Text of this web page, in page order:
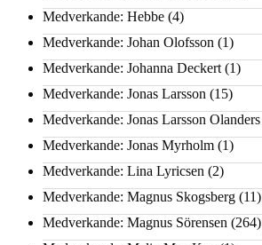
Medverkande: Hebbe (4)
Medverkande: Johan Olofsson (1)
Medverkande: Johanna Deckert (1)
Medverkande: Jonas Larsson (15)
Medverkande: Jonas Larsson Olanders
Medverkande: Jonas Myrholm (1)
Medverkande: Lina Lyricsen (2)
Medverkande: Magnus Skogsberg (11)
Medverkande: Magnus Sörensen (264)